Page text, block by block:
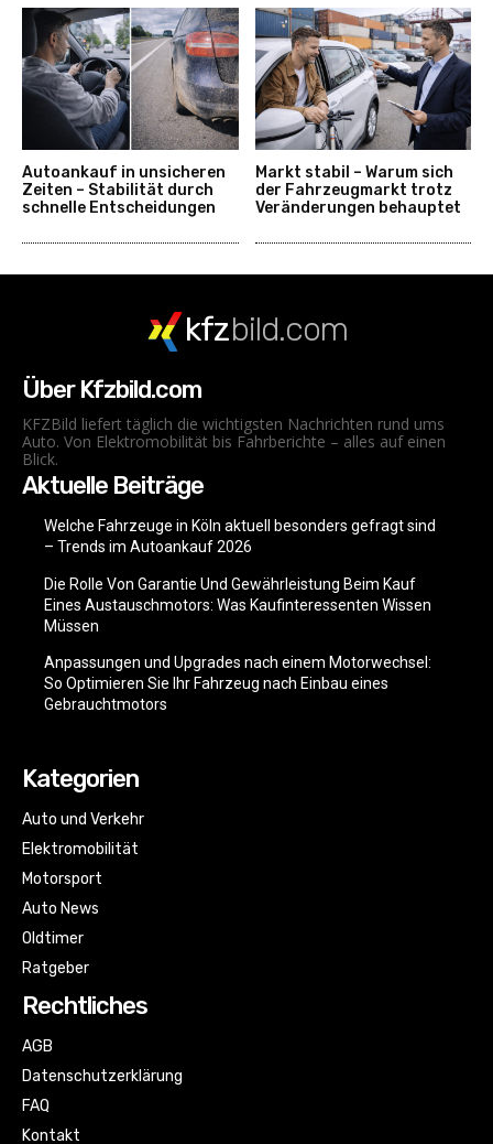
Autoankauf in unsicheren
Zeiten – Stabilität durch
schnelle Entscheidungen
Markt stabil – Warum sich
der Fahrzeugmarkt trotz
Veränderungen behauptet
kfzbild.com
Über Kfzbild.com
KFZBild liefert täglich die wichtigsten Nachrichten rund ums
Auto. Von Elektromobilität bis Fahrberichte – alles auf einen
Blick.
Aktuelle Beiträge
Welche Fahrzeuge in Köln aktuell besonders gefragt sind
– Trends im Autoankauf 2026
Die Rolle Von Garantie Und Gewährleistung Beim Kauf
Eines Austauschmotors: Was Kaufinteressenten Wissen
Müssen
Anpassungen und Upgrades nach einem Motorwechsel:
So Optimieren Sie Ihr Fahrzeug nach Einbau eines
Gebrauchtmotors
Kategorien
Auto und Verkehr
Elektromobilität
Motorsport
Auto News
Oldtimer
Ratgeber
Rechtliches
AGB
Datenschutzerklärung
FAQ
Kontakt